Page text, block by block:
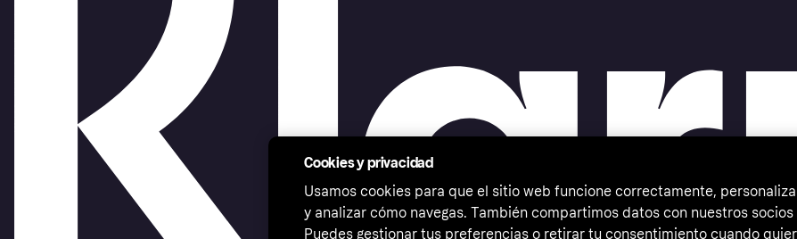
Cookies y privacidad
Usamos cookies para que el sitio web funcione correctamente,
y analizar cómo navegas. También compartimos datos con nuestros
Puedes gestionar tus preferencias o retirar tu consentimiento cuando